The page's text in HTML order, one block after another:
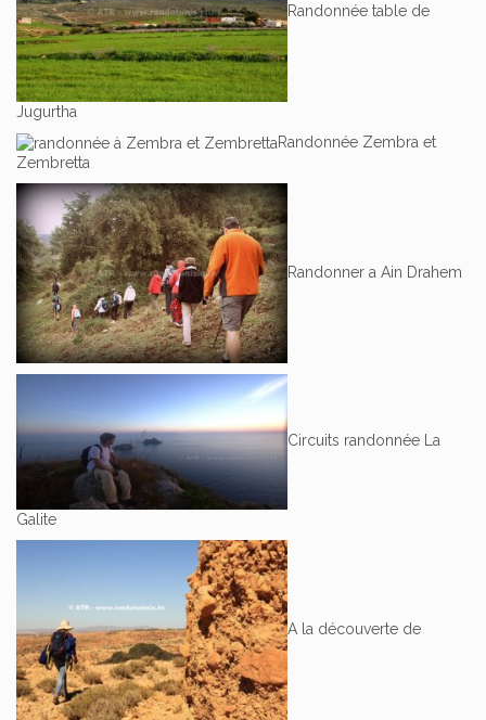
Randonnée table de
Jugurtha
Randonnée Zembra et
Zembretta
Randonner a Ain Drahem
Circuits randonnée La
Galite
A la découverte de